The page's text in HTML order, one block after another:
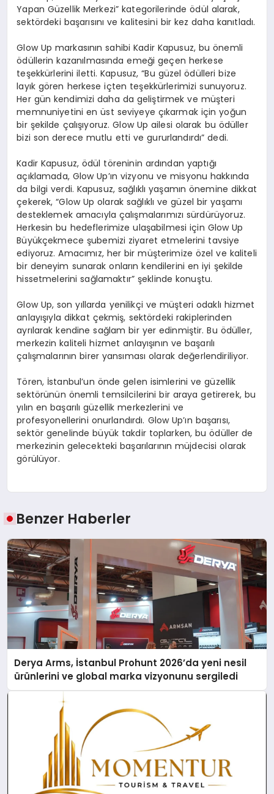
Yapan Güzellik Merkezi” kategorilerinde ödül alarak,
sektördeki başarısını ve kalitesini bir kez daha kanıtladı.
Glow Up markasının sahibi Kadir Kapusuz, bu önemli
ödüllerin kazanılmasında emeği geçen herkese
teşekkürlerini iletti. Kapusuz, “Bu güzel ödülleri bize
layık gören herkese içten teşekkürlerimizi sunuyoruz.
Her gün kendimizi daha da geliştirmek ve müşteri
memnuniyetini en üst seviyeye çıkarmak için yoğun
bir şekilde çalışıyoruz. Glow Up ailesi olarak bu ödüller
bizi son derece mutlu etti ve gururlandırdı” dedi.
Kadir Kapusuz, ödül töreninin ardından yaptığı
açıklamada, Glow Up’ın vizyonu ve misyonu hakkında
da bilgi verdi. Kapusuz, sağlıklı yaşamın önemine dikkat
çekerek, “Glow Up olarak sağlıklı ve güzel bir yaşamı
desteklemek amacıyla çalışmalarımızı sürdürüyoruz.
Herkesin bu hedeflerimize ulaşabilmesi için Glow Up
Büyükçekmece şubemizi ziyaret etmelerini tavsiye
ediyoruz. Amacımız, her bir müşterimize özel ve kaliteli
bir deneyim sunarak onların kendilerini en iyi şekilde
hissetmelerini sağlamaktır” şeklinde konuştu.
Glow Up, son yıllarda yenilikçi ve müşteri odaklı hizmet
anlayışıyla dikkat çekmiş, sektördeki rakiplerinden
ayrılarak kendine sağlam bir yer edinmiştir. Bu ödüller,
merkezin kaliteli hizmet anlayışının ve başarılı
çalışmalarının birer yansıması olarak değerlendiriliyor.
Tören, İstanbul’un önde gelen isimlerini ve güzellik
sektörünün önemli temsilcilerini bir araya getirerek, bu
yılın en başarılı güzellik merkezlerini ve
profesyonellerini onurlandırdı. Glow Up’ın başarısı,
sektör genelinde büyük takdir toplarken, bu ödüller de
merkezinin gelecekteki başarılarının müjdecisi olarak
görülüyor.
Benzer Haberler
Derya Arms, İstanbul Prohunt 2026’da yeni nesil
ürünlerini ve global marka vizyonunu sergiledi